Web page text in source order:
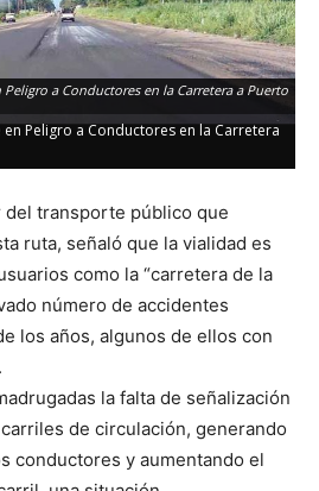
a Conductores en la Carretera a Puerto
en Peligro a Conductores en la Carretera
del transporte público que
ruta, señaló que la vialidad es
como la “carretera de la
número de accidentes
los años, algunos de ellos con
la falta de señalización
de circulación, generando
conductores y aumentando el